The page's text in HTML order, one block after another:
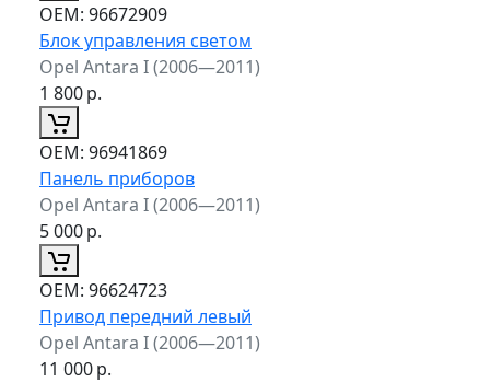
ОЕМ: 96672909
Блок управления светом
Opel Antara I (2006—2011)
1 800р.
ОЕМ: 96941869
Панель приборов
Opel Antara I (2006—2011)
5 000р.
ОЕМ: 96624723
Привод передний левый
Opel Antara I (2006—2011)
11 000р.